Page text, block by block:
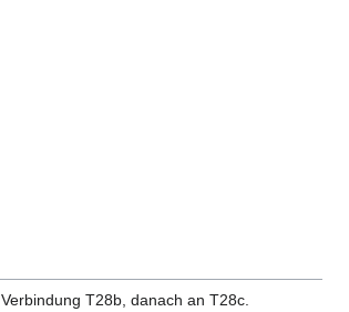
T28b, danach an T28c.